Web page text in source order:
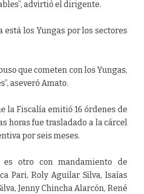
advirtió el dirigente.
los Yungas por los sectores
que cometen con los Yungas,
aseveró Amato.
la Fiscalía emitió 16 órdenes de
horas fue trasladado a la cárcel
por seis meses.
es otro con mandamiento de
Pari, Roly Aguilar Silva, Isaías
Jenny Chincha Alarcón, René